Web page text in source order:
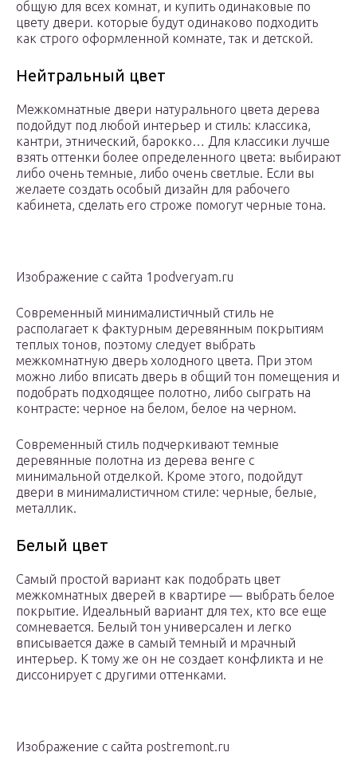
общую для всех комнат, и купить одинаковые по
цвету двери. которые будут одинаково подходить
как строго оформленной комнате, так и детской.
Нейтральный цвет
Межкомнатные двери натурального цвета дерева
подойдут под любой интерьер и стиль: классика,
кантри, этнический, барокко… Для классики лучше
взять оттенки более определенного цвета: выбирают
либо очень темные, либо очень светлые. Если вы
желаете создать особый дизайн для рабочего
кабинета, сделать его строже помогут черные тона.
Изображение с сайта 1podveryam.ru
Современный минималистичный стиль не
располагает к фактурным деревянным покрытиям
теплых тонов, поэтому следует выбрать
межкомнатную дверь холодного цвета. При этом
можно либо вписать дверь в общий тон помещения и
подобрать подходящее полотно, либо сыграть на
контрасте: черное на белом, белое на черном.
Современный стиль подчеркивают темные
деревянные полотна из дерева венге с
минимальной отделкой. Кроме этого, подойдут
двери в минималистичном стиле: черные, белые,
металлик.
Белый цвет
Самый простой вариант как подобрать цвет
межкомнатных дверей в квартире — выбрать белое
покрытие. Идеальный вариант для тех, кто все еще
сомневается. Белый тон универсален и легко
вписывается даже в самый темный и мрачный
интерьер. К тому же он не создает конфликта и не
диссонирует с другими оттенками.
Изображение с сайта postremont.ru